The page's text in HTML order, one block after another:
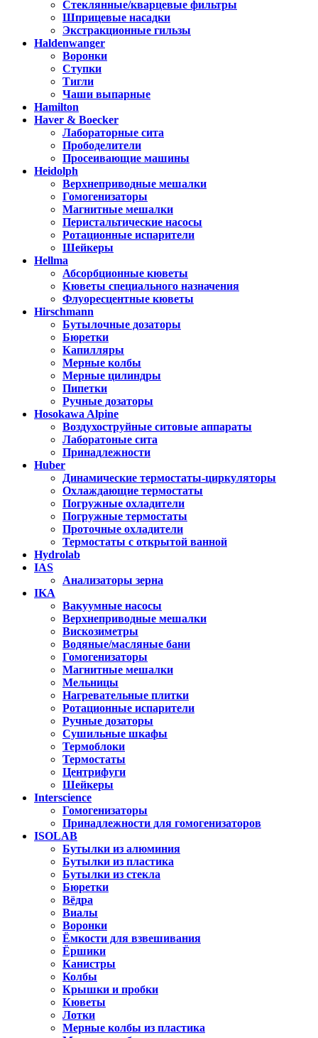
Стеклянные/кварцевые фильтры
Шприцевые насадки
Экстракционные гильзы
Haldenwanger
Воронки
Ступки
Тигли
Чаши выпарные
Hamilton
Haver & Boecker
Лабораторные сита
Прободелители
Просеивающие машины
Heidolph
Верхнеприводные мешалки
Гомогенизаторы
Магнитные мешалки
Перистальтические насосы
Ротационные испарители
Шейкеры
Hellma
Абсорбционные кюветы
Кюветы специального назначения
Флуоресцентные кюветы
Hirschmann
Бутылочные дозаторы
Бюретки
Капилляры
Мерные колбы
Мерные цилиндры
Пипетки
Ручные дозаторы
Hosokawa Alpine
Воздухоструйные ситовые аппараты
Лаборатоные сита
Принадлежности
Huber
Динамические термостаты-циркуляторы
Охлаждающие термостаты
Погружные охладители
Погружные термостаты
Проточные охладители
Термостаты с открытой ванной
Hydrolab
IAS
Анализаторы зерна
IKA
Вакуумные насосы
Верхнеприводные мешалки
Вискозиметры
Водяные/масляные бани
Гомогенизаторы
Магнитные мешалки
Мельницы
Нагревательные плитки
Ротационные испарители
Ручные дозаторы
Сушильные шкафы
Термоблоки
Термостаты
Центрифуги
Шейкеры
Interscience
Гомогенизаторы
Принадлежности для гомогенизаторов
ISOLAB
Бутылки из алюминия
Бутылки из пластика
Бутылки из стекла
Бюретки
Вёдра
Виалы
Воронки
Ёмкости для взвешивания
Ёршики
Канистры
Колбы
Крышки и пробки
Кюветы
Лотки
Мерные колбы из пластика